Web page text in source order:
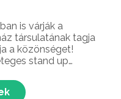
is várják a
társulatának tagja
a közönséget!
stand up